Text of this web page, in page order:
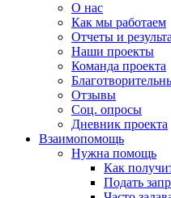
О нас
Как мы работаем
Отчеты и
Наши проекты
Команда проекта
Отзывы
Соц. опросы
Дневник проекта
Взаимопомощь
Нужна помощь
Как
Подать